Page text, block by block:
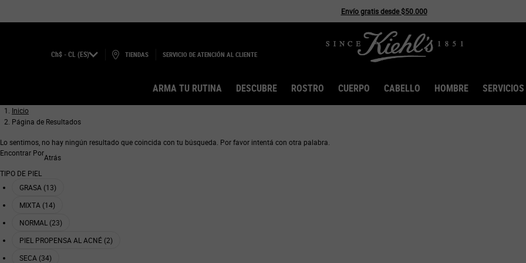
Envío gratis desde $50.000
Ch$ - CL (ES) TIENDAS SERVICIO DE ATENCIÓN AL CLIENTE
ARMA TU RUTINA DESCUBRE ROSTRO CUERPO CABELLO HOMBRE
Main content
Inicio
Página de Resultados
Lo sentimos, no hay ningún resultado que coincida con tu búsqueda. Por favor intentá con otra palabra.
Refinements menu
Encontrar Por
Atrás
TIPO DE PIEL
GRASA (13)
MIXTA (14)
NORMAL (23)
PIEL PROPENSA AL ACNÉ (2)
SECA (34)